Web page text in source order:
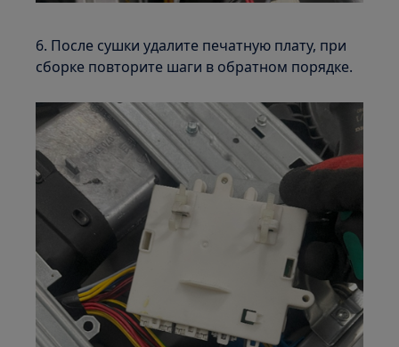
6. После сушки удалите печатную плату, при
сборке повторите шаги в обратном порядке.